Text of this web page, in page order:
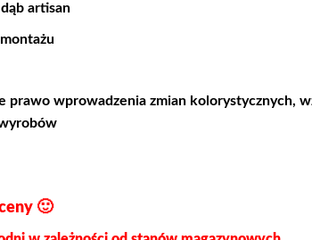
artisan
prawo wprowadzenia zmian kolorystycznych,
🙂